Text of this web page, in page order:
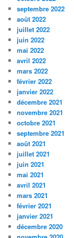
septembre 2022
août 2022
juillet 2022
juin 2022
mai 2022
avril 2022
mars 2022
février 2022
janvier 2022
décembre 2021
novembre 2021
octobre 2021
septembre 2021
août 2021
juillet 2021
juin 2021
mai 2021
avril 2021
mars 2021
février 2021
janvier 2021
décembre 2020